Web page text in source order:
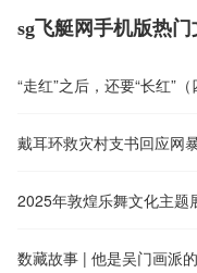
sg飞艇网手机版热门
“走红”之后，还要“长红”（